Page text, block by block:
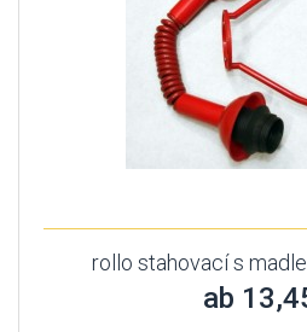
rollo stahovací s
ab